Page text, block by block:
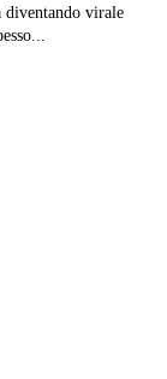
diventando virale